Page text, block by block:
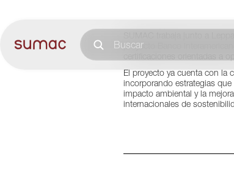
SUMAC trabaja junto a
proyecto Banco
certificaciones orientadas a
El proyecto ya cuenta con la
incorporando estrategias
impacto ambiental y la
internacionales de